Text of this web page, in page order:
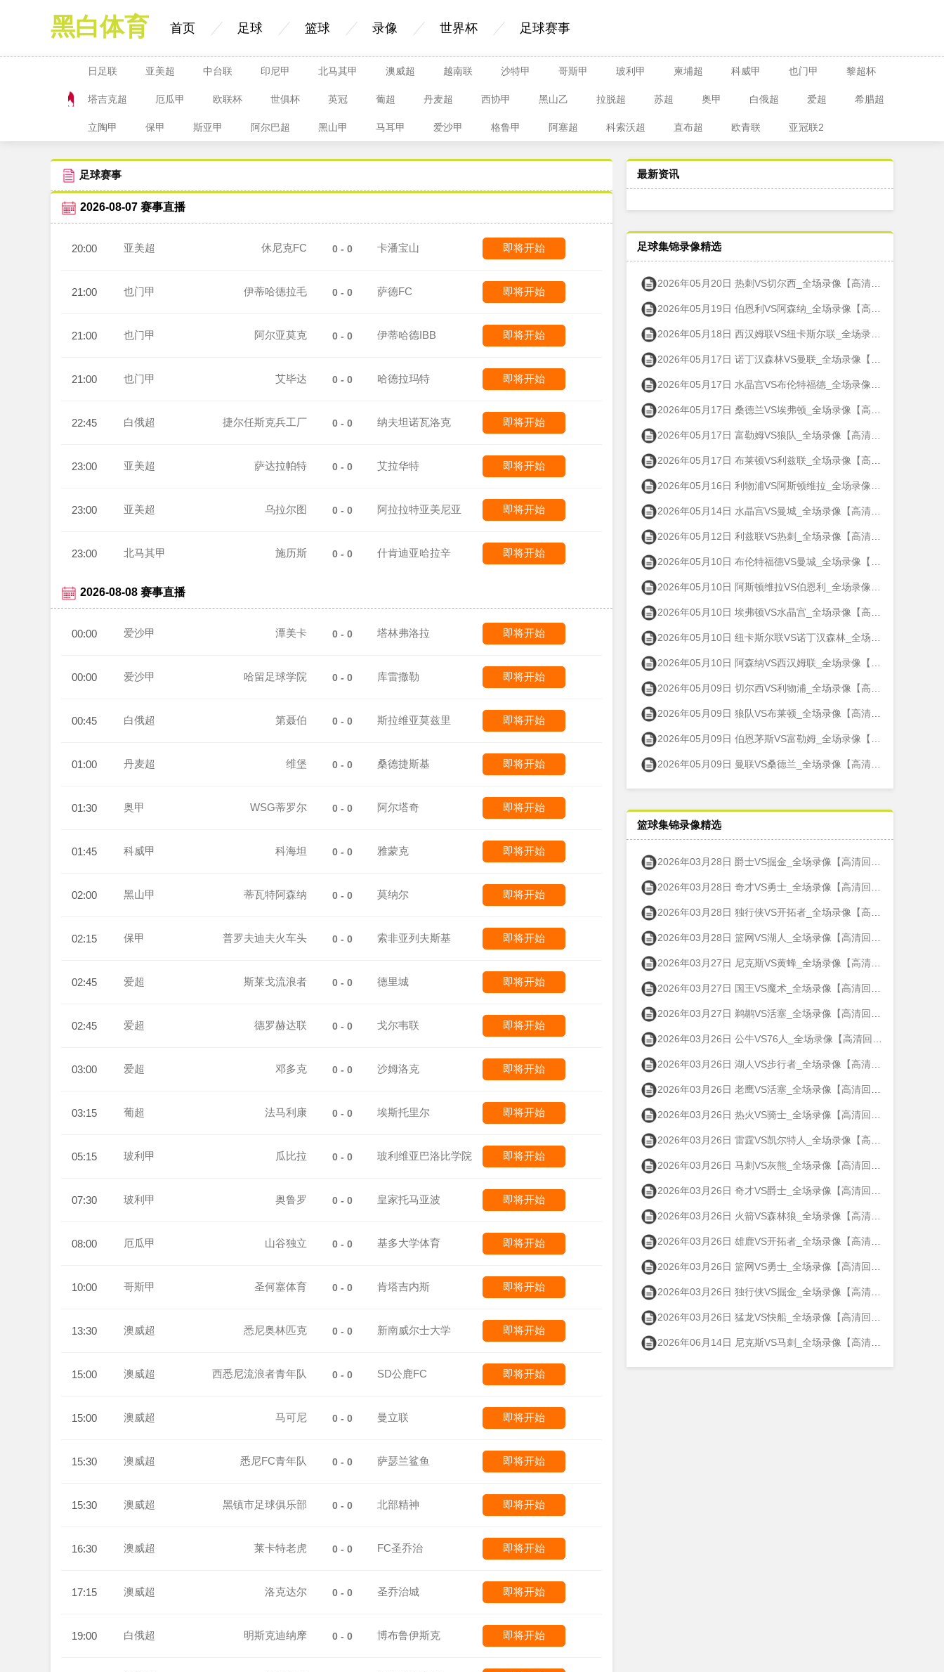
黑白体育 首页 足球 篮球 录像 世界杯 足球赛事
日足联 亚美超 中台联 印尼甲 北马其甲 澳威超 越南联 沙特甲 哥斯甲 玻利甲 柬埔超 科威甲 也门甲 黎超杯
塔吉克超 厄瓜甲 欧联杯 世俱杯 英冠 葡超 丹麦超 西协甲 黑山乙 拉脱超 苏超 奥甲 白俄超 爱超 希腊超
立陶甲 保甲 斯亚甲 阿尔巴超 黑山甲 马耳甲 爱沙甲 格鲁甲 阿塞超 科索沃超 直布超 欧青联 亚冠联2
足球赛事
2026-08-07 赛事直播
20:00 亚美超 休尼克FC 0 - 0 卡潘宝山 即将开始
21:00 也门甲 伊蒂哈德拉毛 0 - 0 萨德FC 即将开始
21:00 也门甲 阿尔亚莫克 0 - 0 伊蒂哈德IBB 即将开始
21:00 也门甲 艾毕达 0 - 0 哈德拉玛特 即将开始
22:45 白俄超 捷尔任斯克兵工厂 0 - 0 纳夫坦诺瓦洛克 即将开始
23:00 亚美超 萨达拉帕特 0 - 0 艾拉华特 即将开始
23:00 亚美超 乌拉尔图 0 - 0 阿拉拉特亚美尼亚 即将开始
23:00 北马其甲 施历斯 0 - 0 什肯迪亚哈拉辛 即将开始
2026-08-08 赛事直播
00:00 爱沙甲 潭美卡 0 - 0 塔林弗洛拉 即将开始
00:00 爱沙甲 哈留足球学院 0 - 0 库雷撒勒 即将开始
00:45 白俄超 第聂伯 0 - 0 斯拉维亚莫兹里 即将开始
01:00 丹麦超 维堡 0 - 0 桑德捷斯基 即将开始
01:30 奥甲 WSG蒂罗尔 0 - 0 阿尔塔奇 即将开始
01:45 科威甲 科海坦 0 - 0 雅蒙克 即将开始
02:00 黑山甲 蒂瓦特阿森纳 0 - 0 莫纳尔 即将开始
02:15 保甲 普罗夫迪夫火车头 0 - 0 索非亚列夫斯基 即将开始
02:45 爱超 斯莱戈流浪者 0 - 0 德里城 即将开始
02:45 爱超 德罗赫达联 0 - 0 戈尔韦联 即将开始
03:00 爱超 邓多克 0 - 0 沙姆洛克 即将开始
03:15 葡超 法马利康 0 - 0 埃斯托里尔 即将开始
05:15 玻利甲 瓜比拉 0 - 0 玻利维亚巴洛比学院 即将开始
07:30 玻利甲 奥鲁罗 0 - 0 皇家托马亚波 即将开始
08:00 厄瓜甲 山谷独立 0 - 0 基多大学体育 即将开始
10:00 哥斯甲 圣何塞体育 0 - 0 肯塔吉内斯 即将开始
13:30 澳威超 悉尼奥林匹克 0 - 0 新南威尔士大学 即将开始
15:00 澳威超 西悉尼流浪者青年队 0 - 0 SD公鹿FC 即将开始
15:00 澳威超 马可尼 0 - 0 曼立联 即将开始
15:30 澳威超 悉尼FC青年队 0 - 0 萨瑟兰鲨鱼 即将开始
15:30 澳威超 黑镇市足球俱乐部 0 - 0 北部精神 即将开始
16:30 澳威超 莱卡特老虎 0 - 0 FC圣乔治 即将开始
17:15 澳威超 洛克达尔 0 - 0 圣乔治城 即将开始
19:00 白俄超 明斯克迪纳摩 0 - 0 博布鲁伊斯克 即将开始
最新资讯
足球集锦录像精选
2026年05月20日 热刺VS切尔西_全场录像【高清回放】
2026年05月19日 伯恩利VS阿森纳_全场录像【高清回放】
2026年05月18日 西汉姆联VS纽卡斯尔联_全场录像【高清回放】
2026年05月17日 诺丁汉森林VS曼联_全场录像【高清回放】
2026年05月17日 水晶宫VS布伦特福德_全场录像【高清回放】
2026年05月17日 桑德兰VS埃弗顿_全场录像【高清回放】
2026年05月17日 富勒姆VS狼队_全场录像【高清回放】
2026年05月17日 布莱顿VS利兹联_全场录像【高清回放】
2026年05月16日 利物浦VS阿斯顿维拉_全场录像【高清回放】
2026年05月14日 水晶宫VS曼城_全场录像【高清回放】
2026年05月12日 利兹联VS热刺_全场录像【高清回放】
2026年05月10日 布伦特福德VS曼城_全场录像【高清回放】
2026年05月10日 阿斯顿维拉VS伯恩利_全场录像【高清回放】
2026年05月10日 埃弗顿VS水晶宫_全场录像【高清回放】
2026年05月10日 纽卡斯尔联VS诺丁汉森林_全场录像【高清回放】
2026年05月10日 阿森纳VS西汉姆联_全场录像【高清回放】
2026年05月09日 切尔西VS利物浦_全场录像【高清回放】
2026年05月09日 狼队VS布莱顿_全场录像【高清回放】
2026年05月09日 伯恩茅斯VS富勒姆_全场录像【高清回放】
2026年05月09日 曼联VS桑德兰_全场录像【高清回放】
篮球集锦录像精选
2026年03月28日 爵士VS掘金_全场录像【高清回放】
2026年03月28日 奇才VS勇士_全场录像【高清回放】
2026年03月28日 独行侠VS开拓者_全场录像【高清回放】
2026年03月28日 篮网VS湖人_全场录像【高清回放】
2026年03月27日 尼克斯VS黄蜂_全场录像【高清回放】
2026年03月27日 国王VS魔术_全场录像【高清回放】
2026年03月27日 鹈鹕VS活塞_全场录像【高清回放】
2026年03月26日 公牛VS76人_全场录像【高清回放】
2026年03月26日 湖人VS步行者_全场录像【高清回放】
2026年03月26日 老鹰VS活塞_全场录像【高清回放】
2026年03月26日 热火VS骑士_全场录像【高清回放】
2026年03月26日 雷霆VS凯尔特人_全场录像【高清回放】
2026年03月26日 马刺VS灰熊_全场录像【高清回放】
2026年03月26日 奇才VS爵士_全场录像【高清回放】
2026年03月26日 火箭VS森林狼_全场录像【高清回放】
2026年03月26日 雄鹿VS开拓者_全场录像【高清回放】
2026年03月26日 篮网VS勇士_全场录像【高清回放】
2026年03月26日 独行侠VS掘金_全场录像【高清回放】
2026年03月26日 猛龙VS快船_全场录像【高清回放】
2026年06月14日 尼克斯VS马刺_全场录像【高清回放】